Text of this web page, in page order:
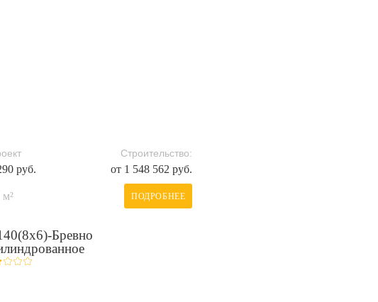
руб.
Строительство:
от 1 548 562 руб.
м² ПОДРОБНЕЕ
Бревно